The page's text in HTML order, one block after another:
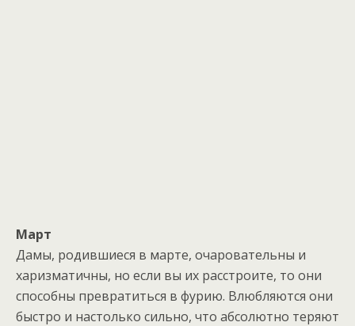
Март
Дамы, родившиеся в марте, очаровательны и
харизматичны, но если вы их расстроите, то они
способны превратиться в фурию. Влюбляются они
быстро и настолько сильно, что абсолютно теряют